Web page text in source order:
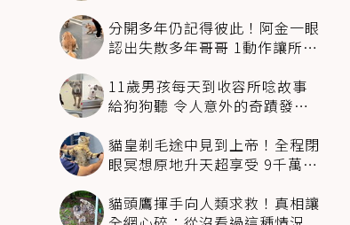
分開多年仍記得彼此！阿金一眼
認出失散多年哥哥 1動作讓所有
11歲男孩每天到收容所唸故事
給狗狗聽 令人意外的奇蹟發生
貓皇剃毛途中見到上帝！全程閉
眼冥想原地升天超享受 9千萬人
貓頭鷹揮手向人類求救！真相讓